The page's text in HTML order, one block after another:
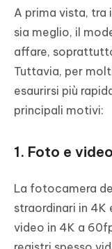
A prima vista, tra
sia meglio, il
affare,
Tuttavia, per
esaurirsi più
principali motivi:
1. Foto e
La fotocamera
straordinari in 4K
video in 4K a